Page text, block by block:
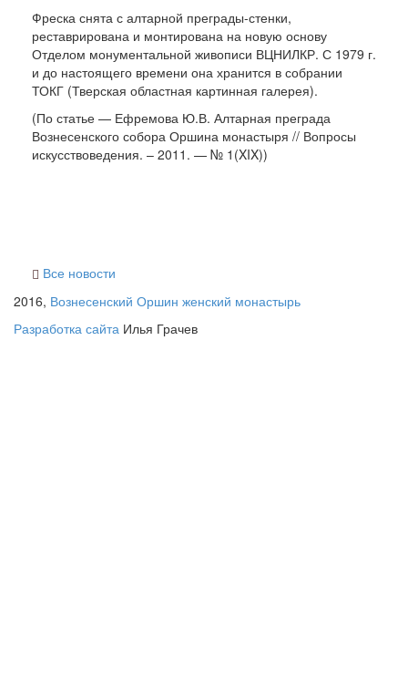
Фреска снята с алтарной преграды-стенки,
реставрирована и монтирована на новую основу
Отделом монументальной живописи ВЦНИЛКР. С 1979 г.
и до настоящего времени она хранится в собрании
ТОКГ (Тверская областная картинная галерея).
(По статье — Ефремова Ю.В. Алтарная преграда
Вознесенского собора Оршина монастыря // Вопросы
искусствоведения. – 2011. — № 1(XIX))
Все новости
2016, Вознесенский Оршин женский монастырь
Разработка сайта Илья Грачев